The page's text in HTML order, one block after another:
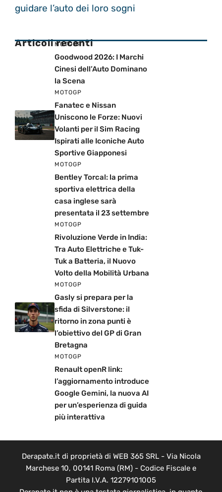
guidare l’auto dei loro sogni
Articoli recenti
MOTOGP
Goodwood 2026: I Marchi
Cinesi dell’Auto Dominano
la Scena
MOTOGP
Fanatec e Nissan
Uniscono le Forze: Nuovi
Volanti per il Sim Racing
Ispirati alle Iconiche Auto
Sportive Giapponesi
MOTOGP
Bentley Torcal: la prima
sportiva elettrica della
casa inglese sarà
presentata il 23 settembre
MOTOGP
Rivoluzione Verde in India:
Tra Auto Elettriche e Tuk-
Tuk a Batteria, il Nuovo
Volto della Mobilità Urbana
MOTOGP
Gasly si prepara per la
sfida di Silverstone: il
ritorno in zona punti è
l’obiettivo del GP di Gran
Bretagna
MOTOGP
Renault openR link:
l’aggiornamento introduce
Google Gemini, la nuova AI
per un’esperienza di guida
più interattiva
Derapate.it di proprietà di WEB 365 SRL - Via Nicola
Marchese 10, 00141 Roma (RM) - Codice Fiscale e
Partita I.V.A. 12279101005